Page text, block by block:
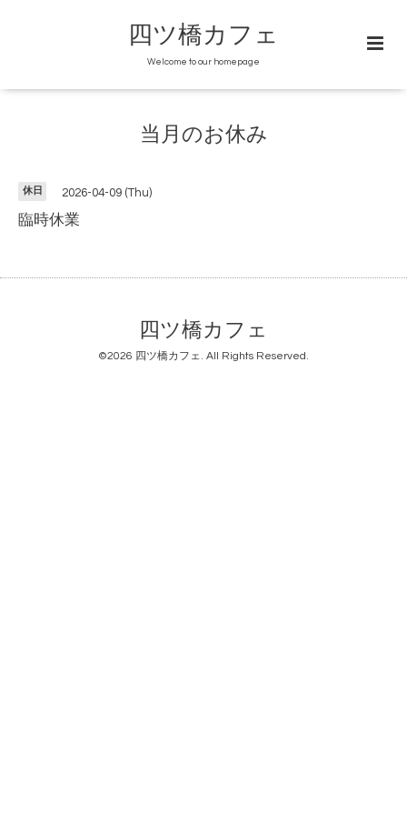
四ツ橋カフェ
Welcome to our homepage
当月のお休み
休日 2026-04-09 (Thu)
臨時休業
四ツ橋カフェ
©2026 四ツ橋カフェ. All Rights Reserved.